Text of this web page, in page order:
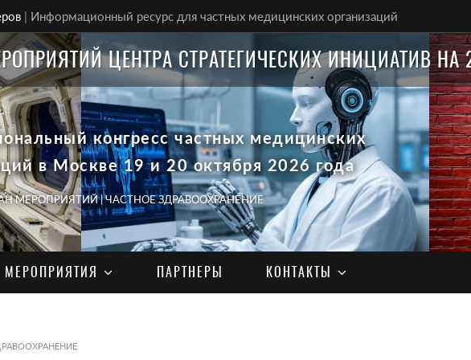
| Информационный ресурс для частных медицинских организаций
ЦЕНТРА СТРАТЕГИЧЕСКИХ ИНИЦИАТИВ НА
конгресс частных медицинских
в Москве 19 и 20 октября 2026 года
МЕРОПРИЯТИЙ | ЧАСТНОЕ ЗДРАВООХРАНЕНИЕ
МЕРОПРИЯТИЯ ПАРТНЕРЫ КОНТАКТЫ